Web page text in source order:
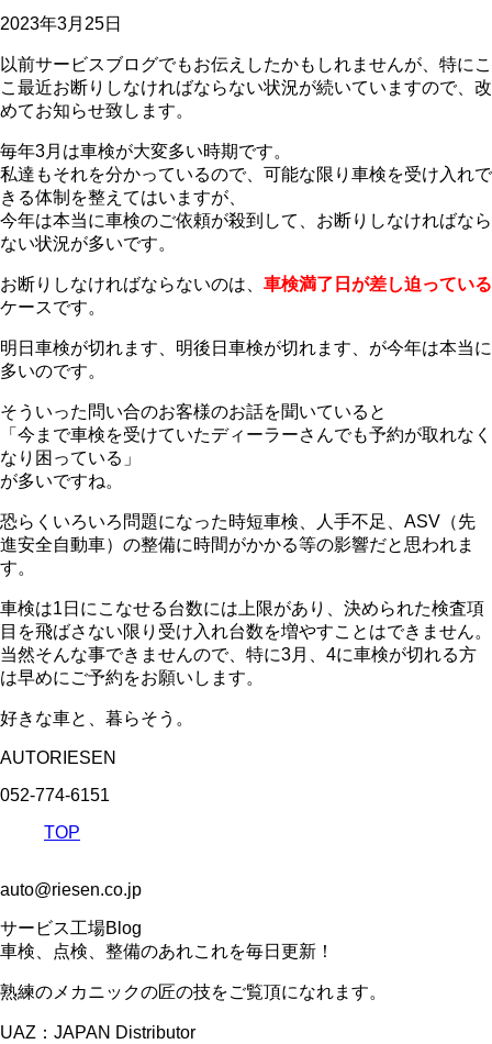
2023年3月25日
以前サービスブログでもお伝えしたかもしれませんが、特にこ
こ最近お断りしなければならない状況が続いていますので、改
めてお知らせ致します。
毎年3月は車検が大変多い時期です。
私達もそれを分かっているので、可能な限り車検を受け入れで
きる体制を整えてはいますが、
今年は本当に車検のご依頼が殺到して、お断りしなければなら
ない状況が多いです。
お断りしなければならないのは、 車検満了日が差し迫っている
ケースです。
明日車検が切れます、明後日車検が切れます、が今年は本当に
多いのです。
そういった問い合のお客様のお話を聞いていると
「今まで車検を受けていたディーラーさんでも予約が取れなく
なり困っている」
が多いですね。
恐らくいろいろ問題になった時短車検、人手不足、ASV（先
進安全自動車）の整備に時間がかかる等の影響だと思われま
す。
車検は1日にこなせる台数には上限があり、決められた検査項
目を飛ばさない限り受け入れ台数を増やすことはできません。
当然そんな事できませんので、特に3月、4に車検が切れる方
は早めにご予約をお願いします。
好きな車と、暮らそう。
AUTORIESEN
052-774-6151
TOP
auto@riesen.co.jp
サービス工場Blog
車検、点検、整備のあれこれを毎日更新！
熟練のメカニックの匠の技をご覧頂になれます。
UAZ：JAPAN Distributor